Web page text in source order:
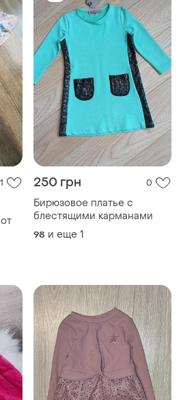
1 250 грн 0
Бирюзовое платье с
блестящими карманами
98 и еще 1